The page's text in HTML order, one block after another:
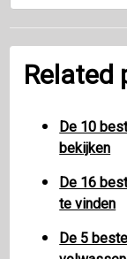
Related
De 10
bekijken
De 16
te vinden
De 5